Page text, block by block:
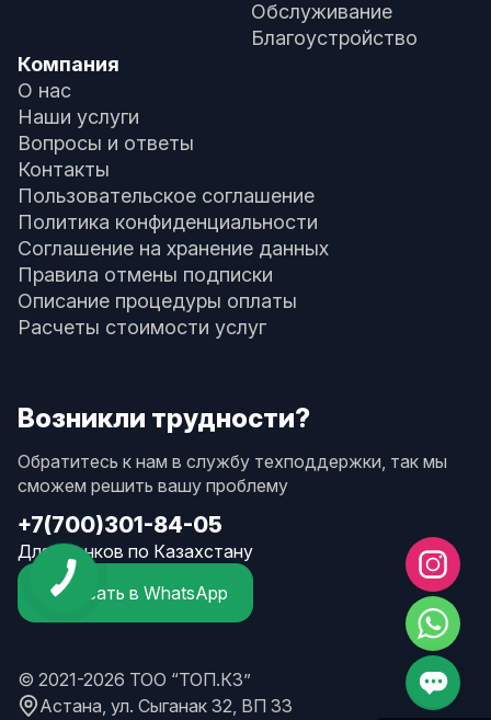
Обслуживание
Благоустройство
Компания
О нас
Наши услуги
Вопросы и ответы
Контакты
Пользовательское соглашение
Политика конфиденциальности
Соглашение на хранение данных
Правила отмены подписки
Описание процедуры оплаты
Расчеты стоимости услуг
Возникли трудности?
Обратитесь к нам в службу техподдержки, так мы
сможем решить вашу проблему
+7(700)301-84-05
Для звонков по Казахстану
Написать в WhatsApp
© 2021-2026 ТОО “ТОП.КЗ”
Астана, ул. Сыганак 32, ВП 33
КНОПКА
СВЯЗИ